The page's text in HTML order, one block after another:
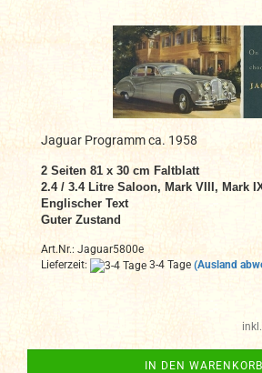
Jaguar Programm ca. 1958
2 Seiten 81 x 30 cm Faltblatt
2.4 / 3.4 Litre Saloon, Mark VIII, Mark
Englischer Text
Guter Zustand
Art.Nr.: Jaguar5800e
Lieferzeit:
3-4 Tage (Ausland
IN DEN WARENKORB